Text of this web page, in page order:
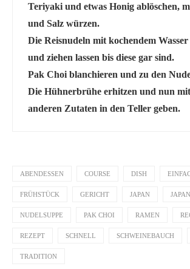
Teriyaki und etwas Honig ablöschen,
und Salz würzen.
Die Reisnudeln mit kochendem
und ziehen lassen bis diese gar sind.
Pak Choi blanchieren und zu den
Die Hühnerbrühe erhitzen und nun
anderen Zutaten in den Teller geben.
ABENDESSEN COURSE DISH
FRÜHSTÜCK GERICHT JAPAN
NUDELSUPPE PAK CHOI RAMEN
REZEPT SCHNELL SCHWEINEBAUCH
TRADITION